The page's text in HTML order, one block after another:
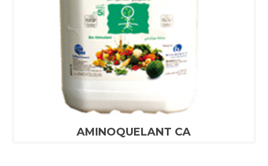
AMINOQUELANT CA